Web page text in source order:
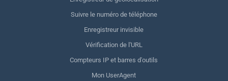
Suivre le numéro de téléphone
Enregistreur invisible
Vérification de l'URL
Compteurs IP et barres d'outils
Mon UserAgent